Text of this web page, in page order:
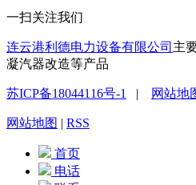
一扫关注我们
连云港利德电力设备有限公司 主
凝汽器改造等产品
苏ICP备18044116号-1 | 网站地
网站地图 | RSS
首页
电话